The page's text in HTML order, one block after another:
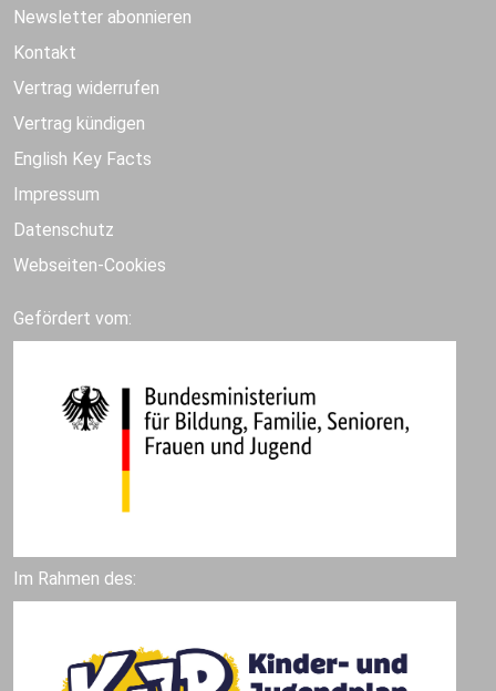
Newsletter abonnieren
Kontakt
Vertrag widerrufen
Vertrag kündigen
English Key Facts
Impressum
Datenschutz
Webseiten-Cookies
Gefördert vom:
Im Rahmen des: